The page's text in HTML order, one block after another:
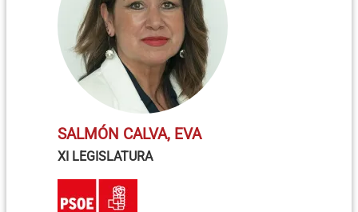
SALMÓN CALVA, EVA
XI LEGISLATURA